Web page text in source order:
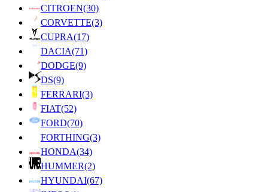
CITROEN(30)
CORVETTE(3)
CUPRA(17)
DACIA(71)
DODGE(9)
DS(9)
FERRARI(3)
FIAT(52)
FORD(70)
FORTHING(3)
HONDA(34)
HUMMER(2)
HYUNDAI(67)